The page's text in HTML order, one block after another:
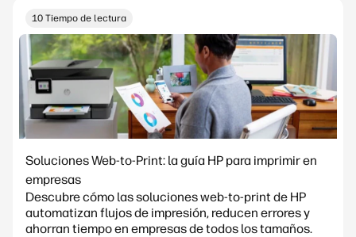
10 Tiempo de lectura
Soluciones Web-to-Print: la guía HP para imprimir en
empresas
Descubre cómo las soluciones web-to-print de HP
automatizan flujos de impresión, reducen errores y
ahorran tiempo en empresas de todos los tamaños.